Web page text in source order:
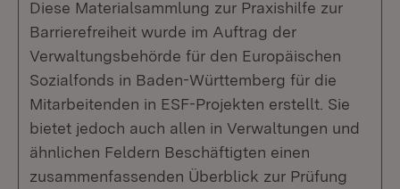
Diese Materialsammlung zur Praxishilfe zur
Barrierefreiheit wurde im Auftrag der
Verwaltungsbehörde für den Europäischen
Sozialfonds in Baden-Württemberg für die
Mitarbeitenden in ESF-Projekten erstellt. Sie
bietet jedoch auch allen in Verwaltungen und
ähnlichen Feldern Beschäftigten einen
zusammenfassenden Überblick zur Prüfung